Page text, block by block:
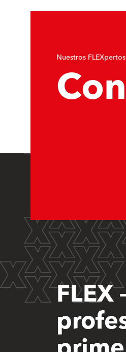
Nuestros
FLEX